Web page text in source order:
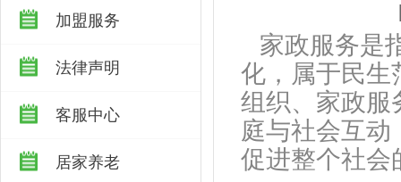
加盟服务
法律声明
客服中心
居家养老
家政服务是
化，属于民生
组织、家政服
庭与社会互
促进整个社会